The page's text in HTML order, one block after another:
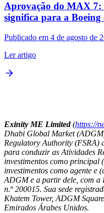
Aprovação do MAX 7:
significa para a Boeing
Publicado em 4 de agosto de
Ler artigo
Exinity ME Limited(https://
Dhabi Global Market
Regulatory Authority (FSRA)
para conduzir as Atividades
investimentos como principal
investimentos como agente e
ADGM e a partir dele, com a
n.º 200015. Sua sede
Khatem Tower, ADGM
Emirados Árabes Unidos.